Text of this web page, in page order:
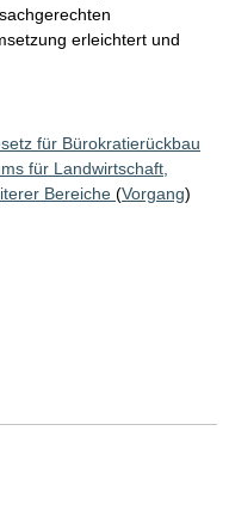
erleichtert und
für Bürokratierückbau
für Landwirtschaft,
Bereiche (Vorgang)